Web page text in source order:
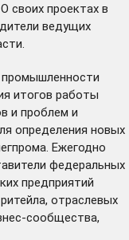
своих проектах в
ведущих
промышленности
итогов работы
и проблем и
определения новых
Ежегодно
федеральных
предприятий
отраслевых
сообщества,